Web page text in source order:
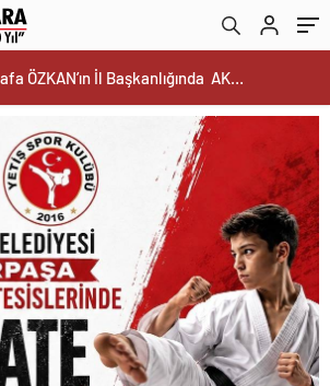
Mustafa ÖZKAN’ın İl Başkanlığında AK Parti’nin Yeni İl Yönetim Kurulu ve Başkanlık Divanı Belli Oldu…Bu arada Cumhurbaşkanımız ERDOĞAN ve Ak Parti’ye Daima Vefa Dolu Bağlılıklarıyla Kamuoyunca Yakinen Bilinen Gazeteci Mustafa ÖZALP ve Tanınmış Esnaf Değerimiz Hüseyin OĞUZ’da Yönetim Kurulunda Görev Aldı…